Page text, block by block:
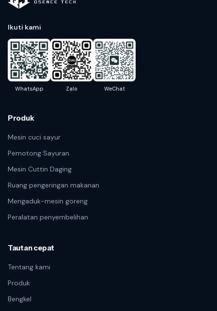
Ikuti kami
WhatsApp Zalo WeChat
Produk
Mesin cuci sayur
Pemotong Sayuran
Mesin Cuttin Daging
Ruang pengeringan makanan
Mengaduk-mesin goreng
Peralatan penyembelihan
Tautan cepat
Tentang kami
Produk
Bengkel